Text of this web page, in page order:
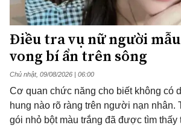
Điều tra vụ nữ người
vong bí ẩn trên sông
Chủ nhật, 09/08/2026 | 06:00
Cơ quan chức năng cho biết không có
hung nào rõ ràng trên người nạn nhân.
gói nhỏ bột màu trắng đã được tìm thấy